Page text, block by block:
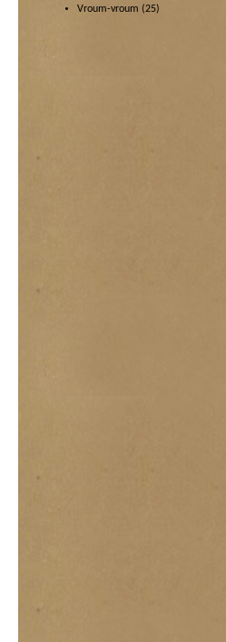
Vroum-vroum (25)